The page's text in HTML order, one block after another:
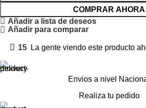
COMPRAR AHORA
Añadir a lista de deseos
Añadir para comparar
15 La gente viendo este producto
Envios a nivel
Realiza tu pedido